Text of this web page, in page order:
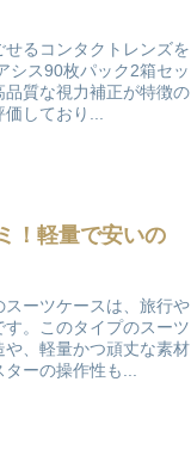
るコンタクトレンズを
シス90枚パック2箱セッ
品質な視力補正が特徴の
価しており...
！軽量で安いの
ーツケースは、旅行や
。このタイプのスーツ
、軽量かつ頑丈な素材
ーの操作性も...